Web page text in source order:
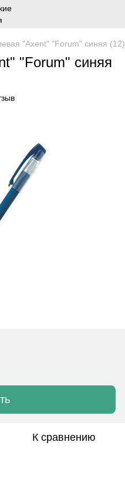
"Axent" "Forum" синяя (12)
"Forum" синяя
К сравнению